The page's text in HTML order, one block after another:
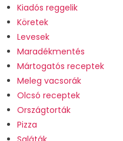
Kiadós reggelik
Köretek
Levesek
Maradékmentés
Mártogatós receptek
Meleg vacsorák
Olcsó receptek
Országtorták
Pizza